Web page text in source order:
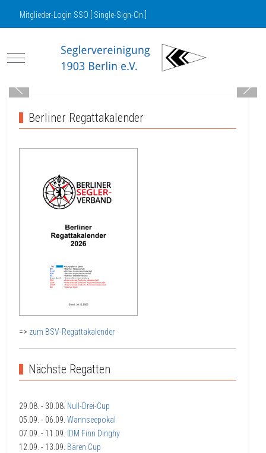
Mitglieder-Login SSO [ Single-Sign-On ]
Mobile Menu Toggle
Berliner Regattakalender
=> zum BSV-Regattakalender
Nächste Regatten
29.08. - 30.08. Null-Drei-Cup
05.09. - 06.09. Wannseepokal
07.09. - 11.09. IDM Finn Dinghy
12.09. - 13.09. Bären Cup